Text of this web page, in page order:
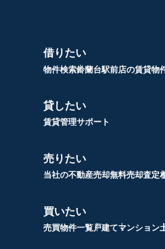
借りたい
物件検索鈴蘭台駅前店の賃貸物
貸したい
賃貸管理サポート
売りたい
当社の不動産売却無料売却査定
買いたい
売買物件一覧戸建てマンション